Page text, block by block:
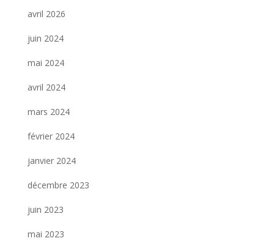
avril 2026
juin 2024
mai 2024
avril 2024
mars 2024
février 2024
janvier 2024
décembre 2023
juin 2023
mai 2023